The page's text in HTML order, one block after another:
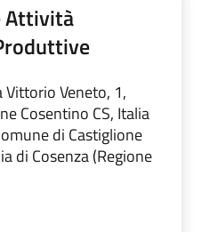
Attività
Vittorio Veneto, 1,
Cosentino CS, Italia
di Castiglione
di Cosenza (Regione